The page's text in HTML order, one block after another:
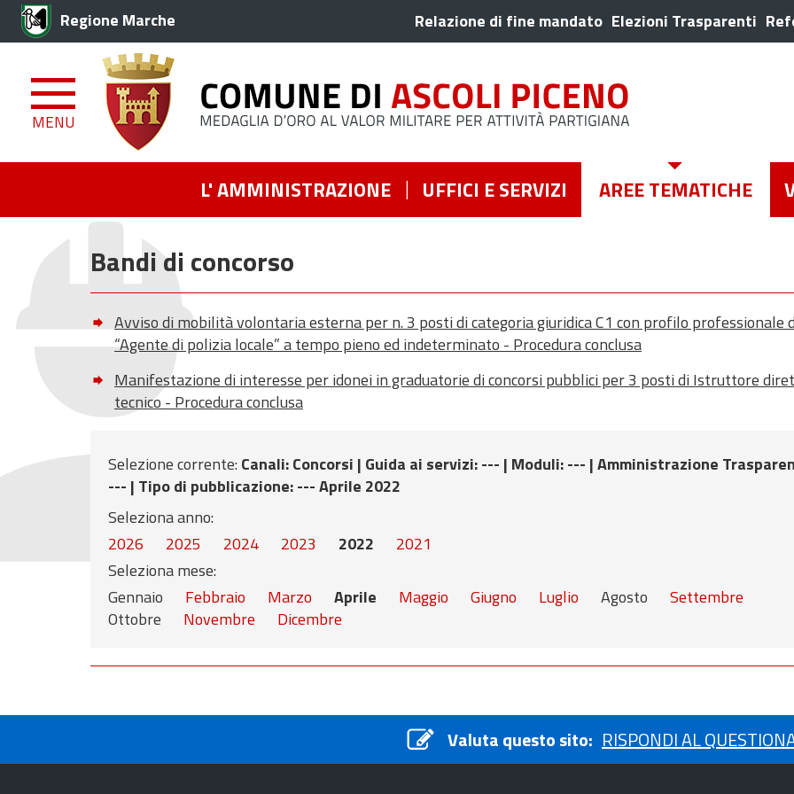
Regione Marche Relazione di fine mandato Elezioni Trasparenti
MENU
L' AMMINISTRAZIONE UFFICI E SERVIZI AREE TEMATICHE
Bandi di concorso
Avviso di mobilità volontaria esterna per n. 3 posti di categoria giuridica C1 con profilo professionale
“Agente di polizia locale” a tempo pieno ed indeterminato - Procedura conclusa
Manifestazione di interesse per idonei in graduatorie di concorsi pubblici per 3 posti di Istruttore
tecnico - Procedura conclusa
Selezione corrente: Canali: Concorsi | Guida ai servizi: --- | Moduli: --- |Amministrazione
--- | Tipo di pubblicazione: --- Aprile 2022
Seleziona anno:
2026
2025 2024 2023 2022
2021
Seleziona mese:
Gennaio
Febbraio Marzo Aprile Maggio Giugno Luglio Agosto
Settembre
Ottobre
Novembre Dicembre
Valuta questo sito: RISPONDI AL